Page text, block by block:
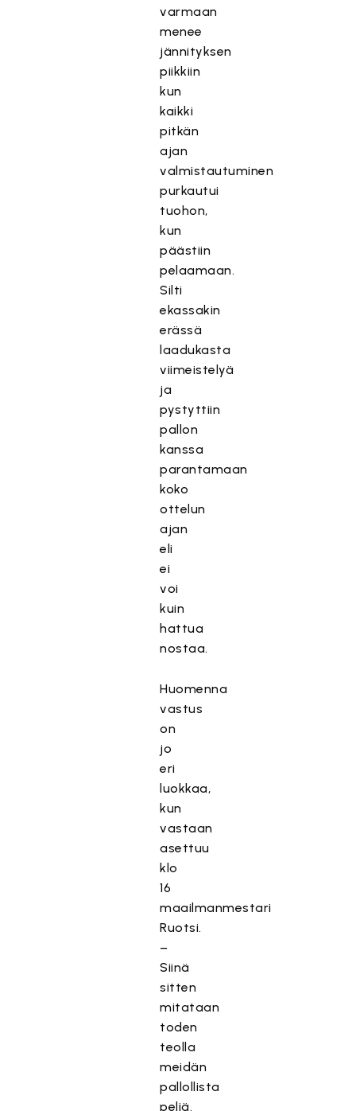
varmaan
menee
jännityksen
piikkiin
kun
kaikki
pitkän
ajan
valmistautuminen
purkautui
tuohon,
kun
päästiin
pelaamaan.
Silti
ekassakin
erässä
laadukasta
viimeistelyä
ja
pystyttiin
pallon
kanssa
parantamaan
koko
ottelun
ajan
eli
ei
voi
kuin
hattua
nostaa.
Huomenna
vastus
on
jo
eri
luokkaa,
kun
vastaan
asettuu
klo
16
maailmanmestari
Ruotsi.
–
Siinä
sitten
mitataan
toden
teolla
meidän
pallollista
peliä.